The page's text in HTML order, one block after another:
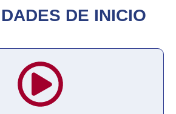
DE INICIO